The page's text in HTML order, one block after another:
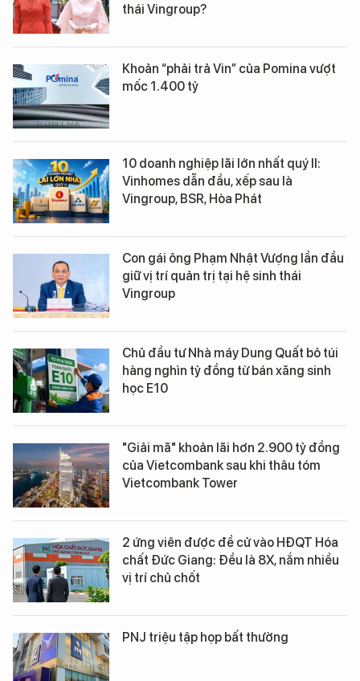
thái Vingroup?
Khoản “phải trả Vin” của Pomina vượt
mốc 1.400 tỷ
10 doanh nghiệp lãi lớn nhất quý II:
Vinhomes dẫn đầu, xếp sau là
Vingroup, BSR, Hòa Phát
Con gái ông Phạm Nhật Vượng lần đầu
giữ vị trí quản trị tại hệ sinh thái
Vingroup
Chủ đầu tư Nhà máy Dung Quất bỏ túi
hàng nghìn tỷ đồng từ bán xăng sinh
học E10
"Giải mã" khoản lãi hơn 2.900 tỷ đồng
của Vietcombank sau khi thâu tóm
Vietcombank Tower
2 ứng viên được đề cử vào HĐQT Hóa
chất Đức Giang: Đều là 8X, nắm nhiều
vị trí chủ chốt
PNJ triệu tập họp bất thường